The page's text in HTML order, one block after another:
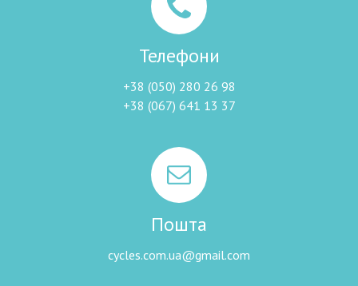
Телефони
+38 (050) 280 26 98
+38 (067) 641 13 37
Пошта
cycles.com.ua@gmail.com